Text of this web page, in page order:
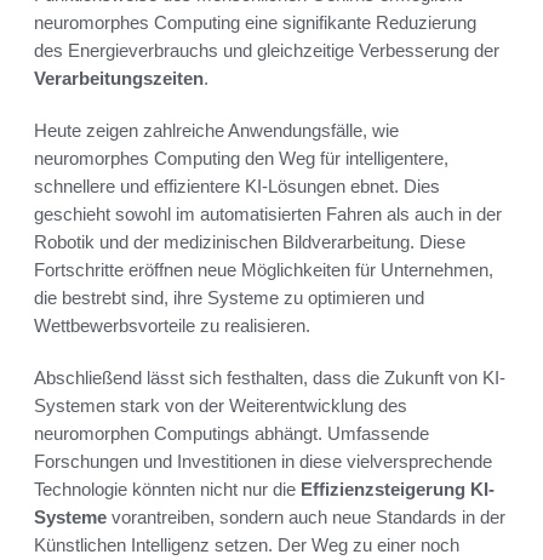
neuromorphes Computing eine signifikante Reduzierung
des Energieverbrauchs und gleichzeitige Verbesserung der
Verarbeitungszeiten.
Heute zeigen zahlreiche Anwendungsfälle, wie
neuromorphes Computing den Weg für intelligentere,
schnellere und effizientere KI-Lösungen ebnet. Dies
geschieht sowohl im automatisierten Fahren als auch in der
Robotik und der medizinischen Bildverarbeitung. Diese
Fortschritte eröffnen neue Möglichkeiten für Unternehmen,
die bestrebt sind, ihre Systeme zu optimieren und
Wettbewerbsvorteile zu realisieren.
Abschließend lässt sich festhalten, dass die Zukunft von KI-
Systemen stark von der Weiterentwicklung des
neuromorphen Computings abhängt. Umfassende
Forschungen und Investitionen in diese vielversprechende
Technologie könnten nicht nur die Effizienzsteigerung KI-
Systeme vorantreiben, sondern auch neue Standards in der
Künstlichen Intelligenz setzen. Der Weg zu einer noch